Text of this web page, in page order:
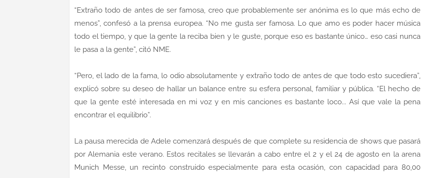
“Extraño todo de antes de ser famosa, creo que probablemente ser anónima es lo que más echo de
menos”, confesó a la prensa europea. “No me gusta ser famosa. Lo que amo es poder hacer música
todo el tiempo, y que la gente la reciba bien y le guste, porque eso es bastante único… eso casi nunca
le pasa a la gente”, citó NME.
“Pero, el lado de la fama, lo odio absolutamente y extraño todo de antes de que todo esto sucediera”,
explicó sobre su deseo de hallar un balance entre su esfera personal, familiar y pública. “El hecho de
que la gente esté interesada en mi voz y en mis canciones es bastante loco... Así que vale la pena
encontrar el equilibrio”.
La pausa merecida de Adele comenzará después de que complete su residencia de shows que pasará
por Alemania este verano. Estos recitales se llevarán a cabo entre el 2 y el 24 de agosto en la arena
Munich Messe, un recinto construido especialmente para esta ocasión, con capacidad para 80,00